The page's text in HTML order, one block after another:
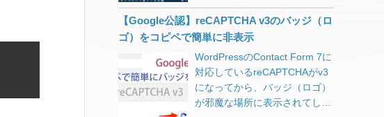
ですが宣伝ではありません。な
のでリンク張ってません。アフ
ィリエイトのために書かれたブ
ログだらけで、最近うんざり
と…話が脱線するのでまた後日
記事にしますね。） 「Fire HD
8 タブレット」定価で8,980円
すべもなく、阿鼻叫喚の巷と化
しています。 無料提供されてき
た翻訳APIが有料化になったこ
ともありました。 一部の国では
Gmailの有料化。 もうある意味
「神」ですね。生かされている
ので何も言えない。 検索エンジ
ーもありかな…と。（NTTが切
り替え工事の際に施策ルータと
はYAMAHAだったのがトドメ）
お買い得品をネットで見つけて
買ったのが「WSR-
2533DHPL」です。 バッファロ
る間に新しいオーディオエンド
ポイントを作成すると、
ーションが応答を停止する原因
となる信頼性の問題が解決され
ます。 dGPUを持つ特定のハー
ドウェアでWindows Helloの登
al/DOMAIN.conf 上記が正しい
コマンドですが、深夜のせいか
使い慣れないマウスのせいか、
rm
/usr/local/etc/letsencrypt/renew
al ん？ディレクトリだから消せ
ないよと英文メッセージ。 conf
回は個人的には良いOSだと思
っています。 Windows 10 April
2018(1803)の時には不具合が多
く、ディスクドライブを疑い
SSDを買い替えてしまいまし
た。 今回は、数台の予備パソコ
【Google公認】reCAPTCHA v3のバッジ（ロ
ゴ）をコピペで簡単に非表示
WordPressのContact Form 7に
対応しているreCAPTCHAがv3
になってから、バッジ（ロゴ）
が邪魔な場所に表示されてしま